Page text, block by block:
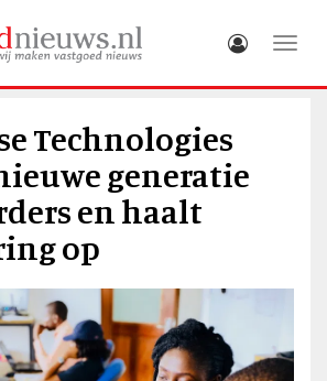
Technologies
generatie
en haalt
op